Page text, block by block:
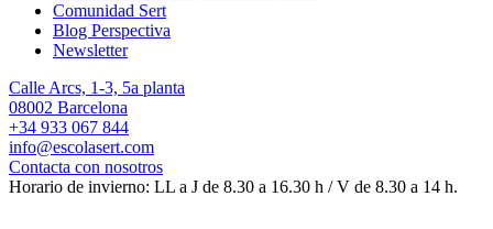
Comunidad Sert
Blog Perspectiva
Newsletter
Calle Arcs, 1-3, 5a planta
08002 Barcelona
+34 933 067 844
info@escolasert.com
Contacta con nosotros
Horario de invierno: LL a J de 8.30 a 16.30 h / V de 8.30 a 14 h.